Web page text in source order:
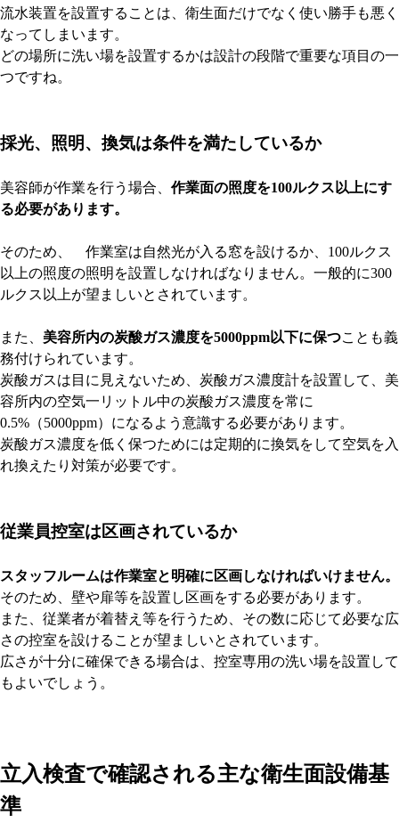
流水装置を設置することは、衛生面だけでなく使い勝手も悪く
なってしまいます。
どの場所に洗い場を設置するかは設計の段階で重要な項目の一
つですね。
採光、照明、換気は条件を満たしているか
美容師が作業を行う場合、 作業面の照度を100ルクス以上にす
る必要があります。
そのため、 作業室は自然光が入る窓を設けるか、100ルクス
以上の照度の照明を設置しなければなりません。一般的に300
ルクス以上が望ましいとされています。
また、 美容所内の炭酸ガス濃度を5000ppm以下に保つことも義
務付けられています。
炭酸ガスは目に見えないため、炭酸ガス濃度計を設置して、美
容所内の空気一リットル中の炭酸ガス濃度を常に
0.5%（5000ppm）になるよう意識する必要があります。
炭酸ガス濃度を低く保つためには定期的に換気をして空気を入
れ換えたり対策が必要です。
従業員控室は区画されているか
スタッフルームは作業室と明確に区画しなければいけません。
そのため、壁や扉等を設置し区画をする必要があります。
また、従業者が着替え等を行うため、その数に応じて必要な広
さの控室を設けることが望ましいとされています。
広さが十分に確保できる場合は、控室専用の洗い場を設置して
もよいでしょう。
立入検査で確認される主な衛生面設備基
準